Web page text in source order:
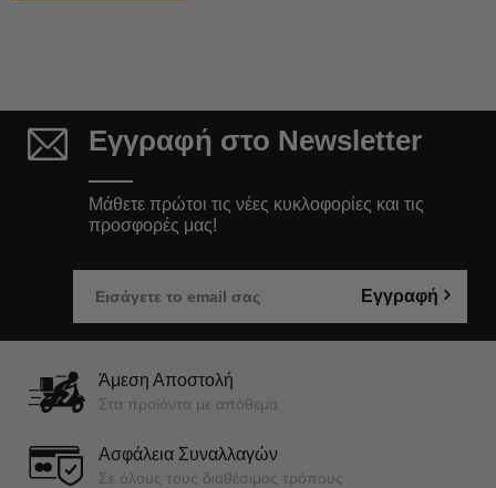
Εγγραφή στο Newsletter
Μάθετε πρώτοι τις νέες κυκλοφορίες και τις
προσφορές μας!
Εγγραφή
Άμεση Αποστολή
Στα προϊόντα με απόθεμα
Ασφάλεια Συναλλαγών
Σε όλους τους διαθέσιμος τρόπους